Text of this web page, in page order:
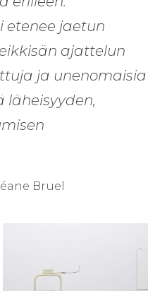
etenee jaetun
ajattelun
ja unenomaisia
läheisyyden,
Bruel